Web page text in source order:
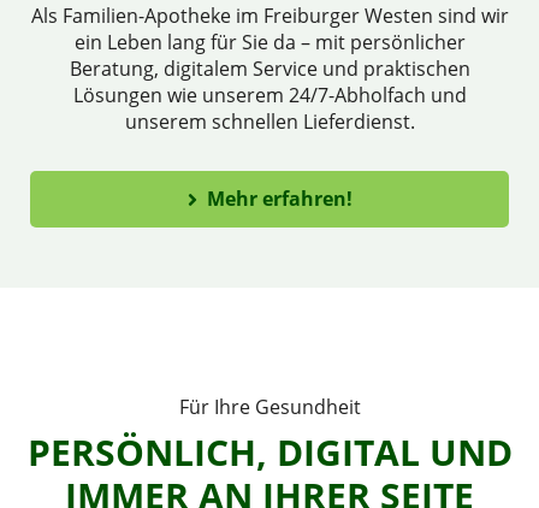
Als Familien-Apotheke im Freiburger Westen sind wir
ein Leben lang für Sie da – mit persönlicher
Beratung, digitalem Service und praktischen
Lösungen wie unserem 24/7-Abholfach und
unserem schnellen Lieferdienst.
Mehr erfahren!
Für Ihre Gesundheit
PERSÖNLICH, DIGITAL UND
IMMER AN IHRER SEITE